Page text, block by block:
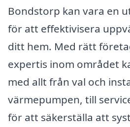
Bondstorp kan vara en
för att effektivisera
ditt hem. Med rätt
expertis inom området
med allt från val och
värmepumpen, till
för att säkerställa att